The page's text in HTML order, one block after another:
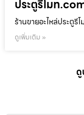
ประตูรีโมท
ร้านขายอะไหล่ประตูรี
ดูเพิ่มเติม »